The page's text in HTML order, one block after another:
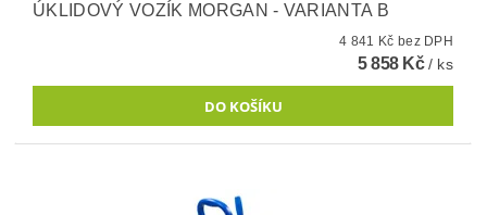
ÚKLIDOVÝ VOZÍK MORGAN - VARIANTA B
4 841 Kč bez DPH
5 858 Kč/ ks